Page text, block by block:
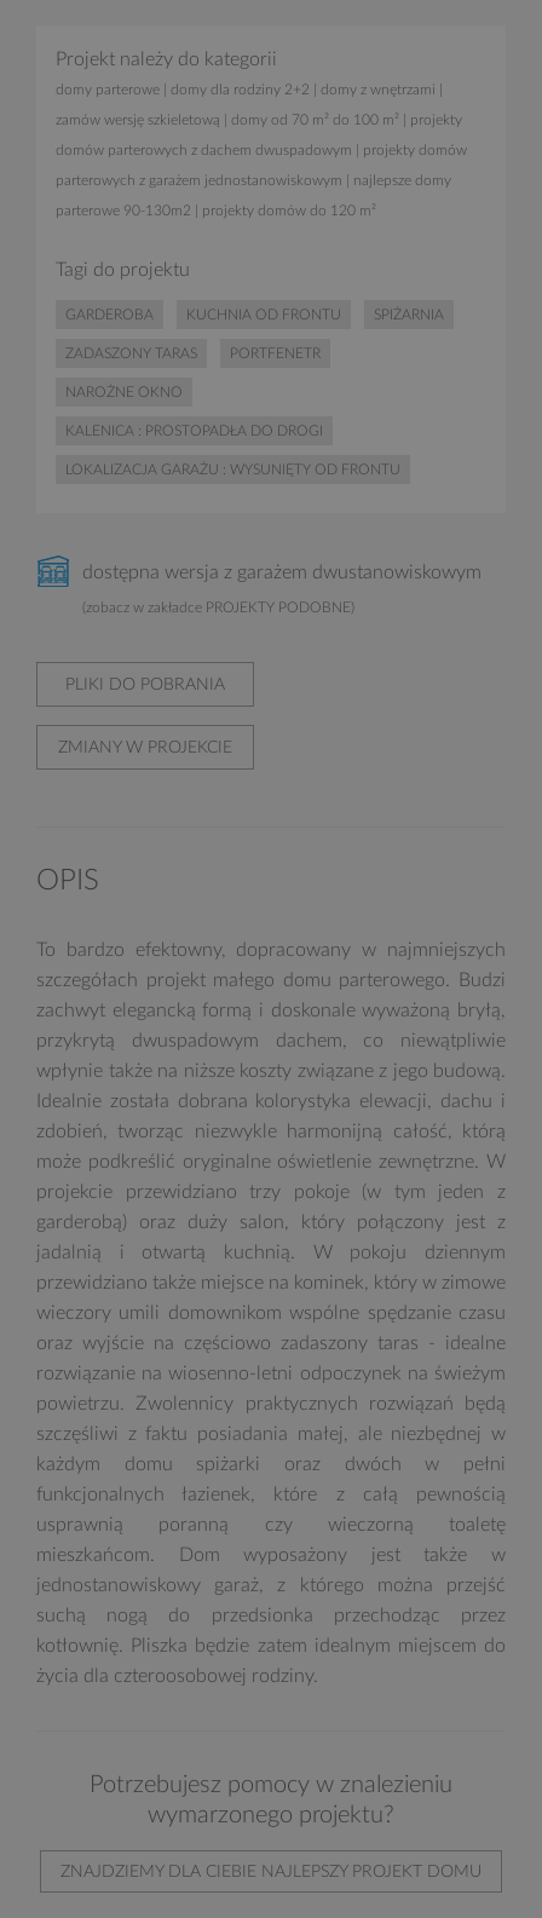
Projekt należy do kategorii
domy parterowe domy dla rodziny 2+2 domy z wnętrzami
zamów wersję szkieletową domy od 70 m² do 100 m² projekty
domów parterowych z dachem dwuspadowym projekty domów
parterowych z garażem jednostanowiskowym najlepsze domy
parterowe 90-130m2 projekty domów do 120 m²
Tagi do projektu
GARDEROBA KUCHNIA OD FRONTU SPIŻARNIA
ZADASZONY TARAS PORTFENETR
NAROŻNE OKNO
KALENICA : PROSTOPADŁA DO DROGI
LOKALIZACJA GARAŻU : WYSUNIĘTY OD FRONTU
dostępna wersja z garażem dwustanowiskowym
(zobacz w zakładce PROJEKTY PODOBNE)
PLIKI DO POBRANIA
ZMIANY W PROJEKCIE
OPIS
To bardzo efektowny, dopracowany w najmniejszych
szczegółach projekt małego domu parterowego. Budzi
zachwyt elegancką formą i doskonale wyważoną bryłą,
przykrytą dwuspadowym dachem, co niewątpliwie
wpłynie także na niższe koszty związane z jego budową.
Idealnie została dobrana kolorystyka elewacji, dachu i
zdobień, tworząc niezwykle harmonijną całość, którą
może podkreślić oryginalne oświetlenie zewnętrzne. W
projekcie przewidziano trzy pokoje (w tym jeden z
garderobą) oraz duży salon, który połączony jest z
jadalnią i otwartą kuchnią. W pokoju dziennym
przewidziano także miejsce na kominek, który w zimowe
wieczory umili domownikom wspólne spędzanie czasu
oraz wyjście na częściowo zadaszony taras - idealne
rozwiązanie na wiosenno-letni odpoczynek na świeżym
powietrzu. Zwolennicy praktycznych rozwiązań będą
szczęśliwi z faktu posiadania małej, ale niezbędnej w
każdym domu spiżarki oraz dwóch w pełni
funkcjonalnych łazienek, które z całą pewnością
usprawnią poranną czy wieczorną toaletę
mieszkańcom. Dom wyposażony jest także w
jednostanowiskowy garaż, z którego można przejść
suchą nogą do przedsionka przechodząc przez
kotłownię. Pliszka będzie zatem idealnym miejscem do
życia dla czteroosobowej rodziny.
Potrzebujesz pomocy w znalezieniu
wymarzonego projektu?
ZNAJDZIEMY DLA CIEBIE NAJLEPSZY PROJEKT DOMU